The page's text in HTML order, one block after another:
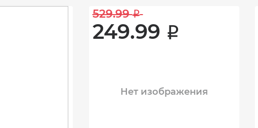
529.99 i
249.99 i
Нет изображения